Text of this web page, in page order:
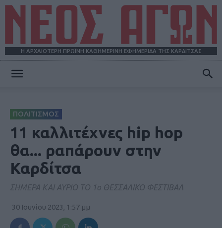
Η ΑΡΧΑΙΟΤΕΡΗ ΠΡΩΪΝΗ ΚΑΘΗΜΕΡΙΝΗ ΕΦΗΜΕΡΙΔΑ ΤΗΣ ΚΑΡΔΙΤΣΑΣ
ΠΟΛΙΤΙΣΜΟΣ
11 καλλιτέχνες hip hop
θα... ραπάρουν στην
Καρδίτσα
ΣΗΜΕΡΑ ΚΑΙ ΑΥΡΙΟ ΤΟ 1o ΘΕΣΣΑΛΙΚΟ ΦΕΣΤΙΒΑΛ
30 Ιουνίου 2023, 1:57 μμ